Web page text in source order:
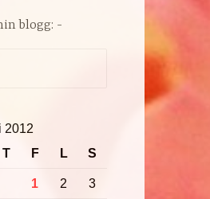
blogg:
2012
T F L S
1 2 3